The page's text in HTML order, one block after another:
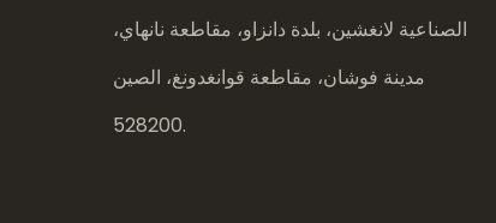
الصناعية لانغشين، بلدة دانزاو، مقاطعة نانهاي،
مدينة فوشان، مقاطعة قوانغدونغ، الصين
528200.